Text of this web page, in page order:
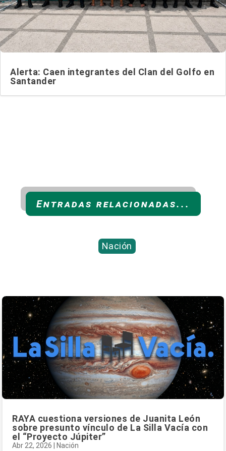
Alerta: Caen integrantes del Clan del Golfo en
Santander
Entradas relacionadas...
Nación
RAYA cuestiona versiones de Juanita León
sobre presunto vínculo de La Silla Vacía con
el “Proyecto Júpiter”
Abr 22, 2026 Nación